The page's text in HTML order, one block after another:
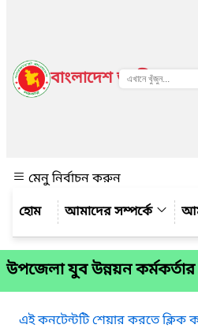
বাংলাদেশ জাতীয় তথ্য
মেনু নির্বাচন করুন
আমাদের সম্পর্কে
উপজেলা যুব উন্নয়ন কর্মকর্তার
এই কনটেন্টটি শেয়ার করতে ক্লিক